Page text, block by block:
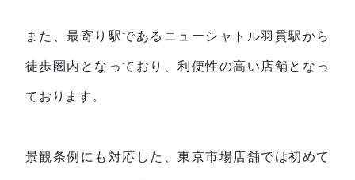
また、最寄り駅であるニューシャトル羽貫駅から
徒歩圏内となっており、利便性の高い店舗となっ
ております。
景観条例にも対応した、東京市場店舗では初めて